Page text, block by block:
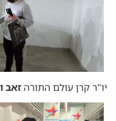
יו"ר קרן עולם התורה זאב